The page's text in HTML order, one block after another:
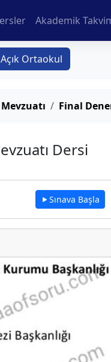
Akademik
Ortaokul
Final
Dersi
Sınava Başla